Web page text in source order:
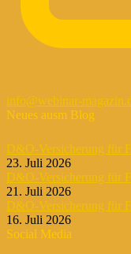
info@webinar-
Neues ausm Blog
D&O-Versicherung für
23. Juli 2026
D&O-Versicherung für
21. Juli 2026
D&O-Versicherung für
16. Juli 2026
Social Media